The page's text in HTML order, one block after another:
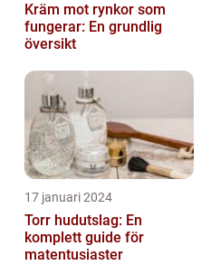
Kräm mot rynkor som
fungerar: En grundlig
översikt
17 januari 2024
Torr hudutslag: En
komplett guide för
matentusiaster